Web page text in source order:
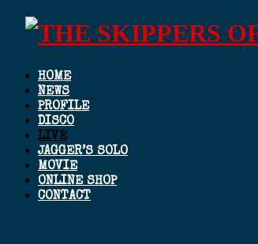
HOME
NEWS
PROFILE
DISCO
LIVE
JAGGER’S SOLO
MOVIE
ONLINE SHOP
CONTACT